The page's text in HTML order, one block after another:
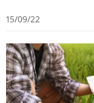
15/09/22